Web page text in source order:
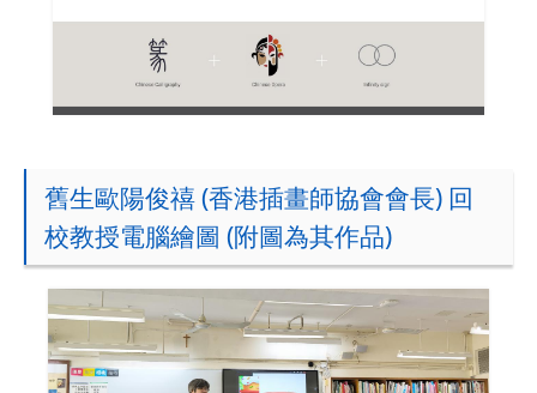
舊生歐陽俊禧 (香港插畫師協會會長) 回
校教授電腦繪圖 (附圖為其作品)